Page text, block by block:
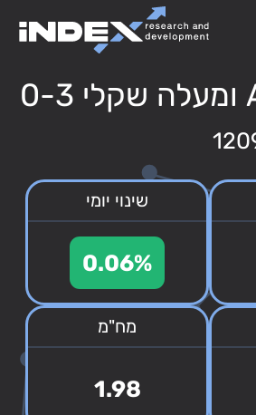
שינוי יומי
0.06%
מח"מ
1.98